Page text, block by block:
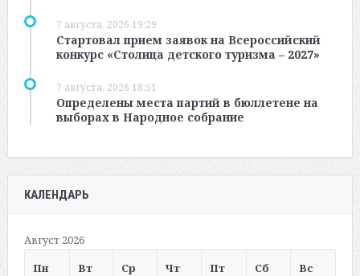
7 августа, 2026 19:29
Стартовал прием заявок на Всероссийский
конкурс «Столица детского туризма – 2027»
7 августа, 2026 18:51
Определены места партий в бюллетене на
выборах в Народное собрание
КАЛЕНДАРЬ
Август 2026
Пн
Вт Ср Чт Пт Сб Вс